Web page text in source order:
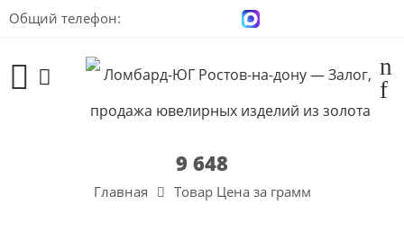
Общий телефон:
9 648
Главная Товар Цена за грамм